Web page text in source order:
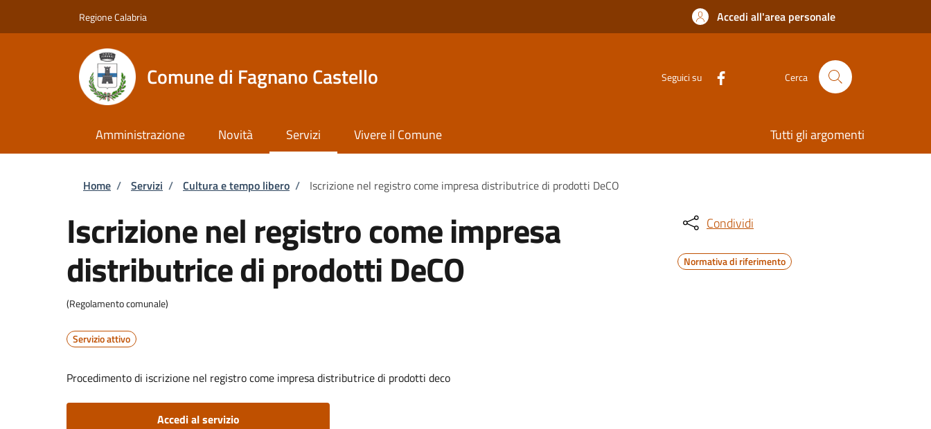
Regione Calabria Accedi all'area personale
Comune di Fagnano Castello Seguici su Cerca
Amministrazione Novità Servizi Vivere il Comune Tutti gli argomenti
Briciole di pane
Home / Servizi / Cultura e tempo libero / Iscrizione nel registro come impresa distributrice di prodotti DeCO
Iscrizione nel registro come impresa
distributrice di prodotti DeCO
(Regolamento comunale)
Servizio attivo
Procedimento di iscrizione nel registro come impresa distributrice di prodotti deco
Accedi al servizio
Condividi
Normativa di riferimento